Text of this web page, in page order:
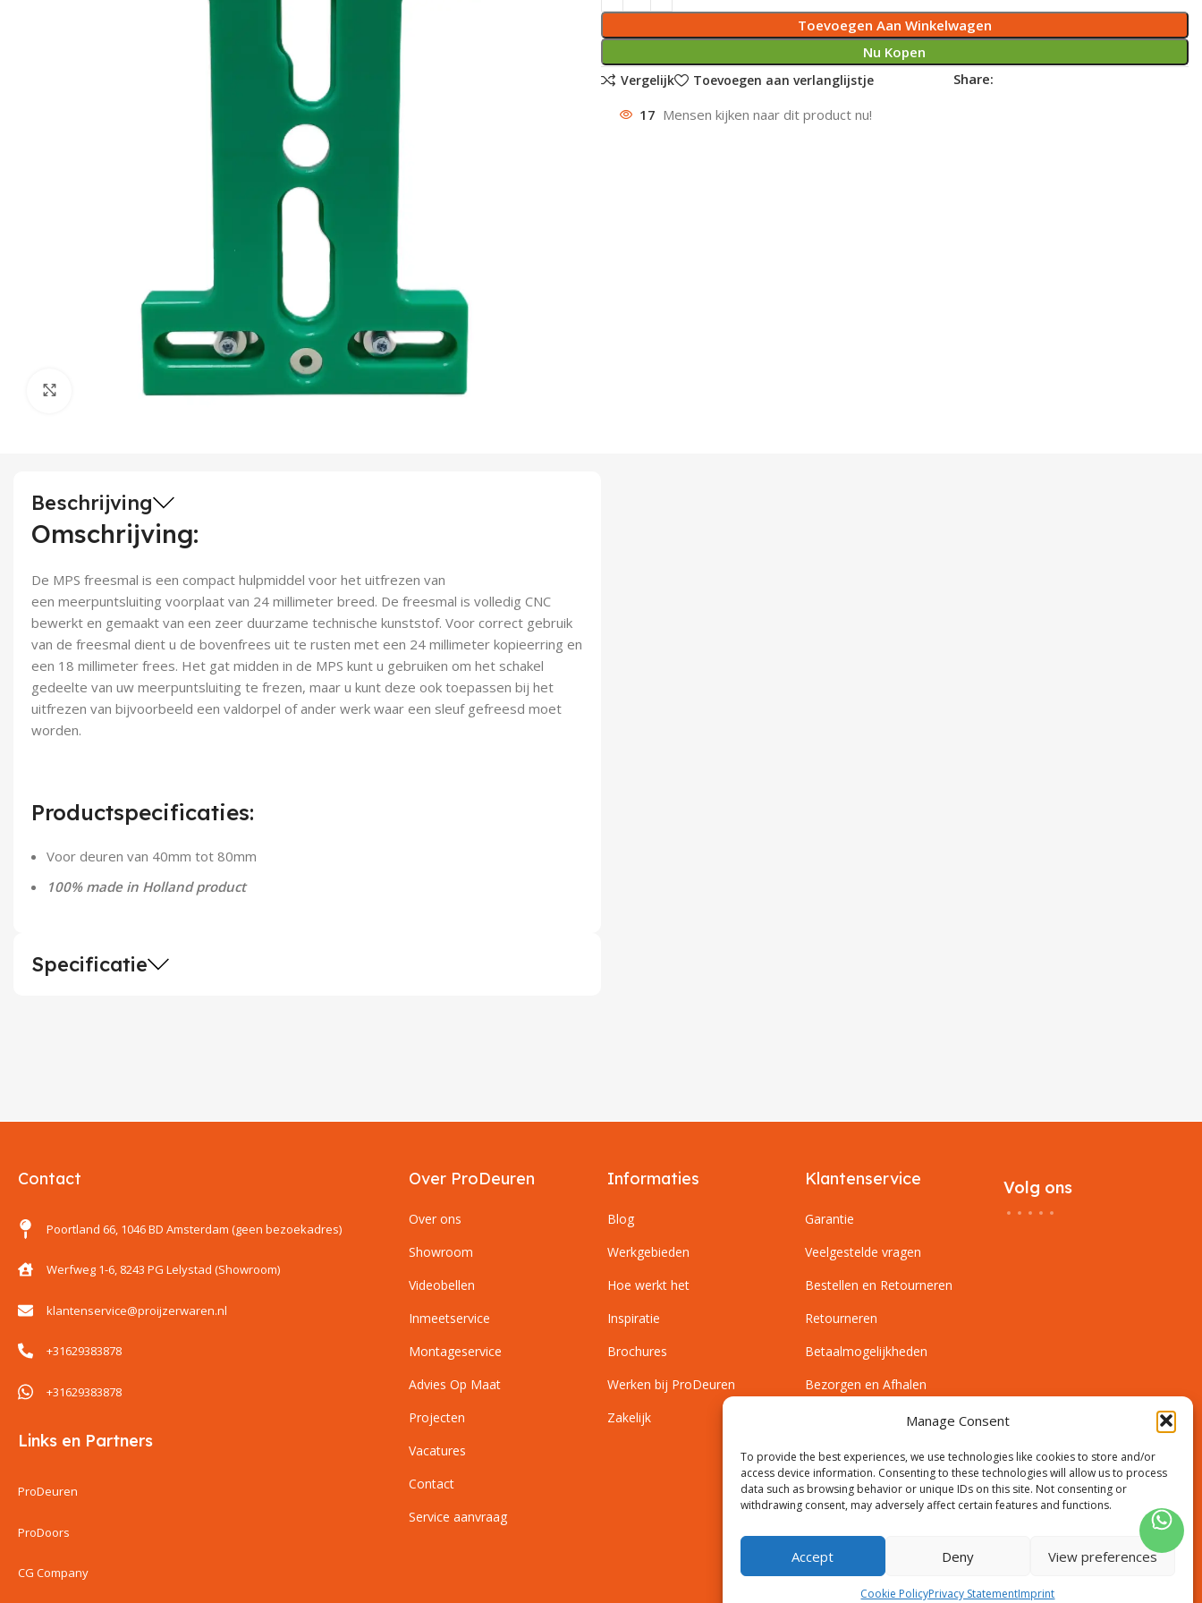
Manage Consent
To provide the best experiences, we use technologies like cookies to store and/or
access device information. Consenting to these technologies will allow us to process
data such as browsing behavior or unique IDs on this site. Not consenting or
withdrawing consent, may adversely affect certain features and functions.
Accept Deny View preferences
Cookie PolicyPrivacy StatementImprint
Klik om te vergroten
Toevoegen Aan Winkelwagen
Nu Kopen
Vergelijk Toevoegen aan verlanglijstje Share:
17 Mensen kijken naar dit product nu!
Beschrijving
Omschrijving:
De MPS freesmal is een compact hulpmiddel voor het uitfrezen van
een meerpuntsluiting voorplaat van 24 millimeter breed. De freesmal is volledig CNC
bewerkt en gemaakt van een zeer duurzame technische kunststof. Voor correct gebruik
van de freesmal dient u de bovenfrees uit te rusten met een 24 millimeter kopieerring en
een 18 millimeter frees. Het gat midden in de MPS kunt u gebruiken om het schakel
gedeelte van uw meerpuntsluiting te frezen, maar u kunt deze ook toepassen bij het
uitfrezen van bijvoorbeeld een valdorpel of ander werk waar een sleuf gefreesd moet
worden.
Productspecificaties:
Voor deuren van 40mm tot 80mm
100% made in Holland product
Specificatie
Contact
Poortland 66, 1046 BD Amsterdam (geen bezoekadres)
Werfweg 1-6, 8243 PG Lelystad (Showroom)
klantenservice@proijzerwaren.nl
+31629383878
+31629383878
Links en Partners
ProDeuren
ProDoors
CG Company
Over ProDeuren
Over ons
Showroom
Videobellen
Inmeetservice
Montageservice
Advies Op Maat
Projecten
Vacatures
Contact
Service aanvraag
Informaties
Blog
Werkgebieden
Hoe werkt het
Inspiratie
Brochures
Werken bij ProDeuren
Zakelijk
Klantenservice
Garantie
Veelgestelde vragen
Bestellen en Retourneren
Retourneren
Betaalmogelijkheden
Bezorgen en Afhalen
Leveringsvoorwaarden
Montagevoorwaarden
Inmeetservice Voorwaarden
Volg ons